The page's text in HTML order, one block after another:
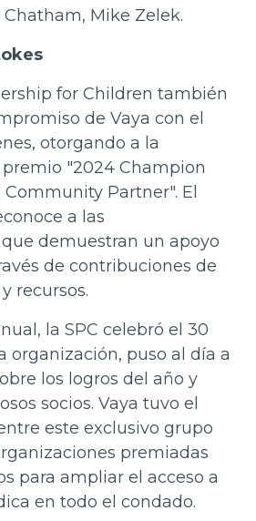
Mike Zelek.
for Children también
de Vaya con el
otorgando a la
"2024 Champion
Partner". El
a las
demuestran un apoyo
de contribuciones de
recursos.
la SPC celebró el 30
organización, puso al día a
los logros del año y
socios. Vaya tuvo el
este exclusivo grupo
premiadas
para ampliar el acceso a
en todo el condado.